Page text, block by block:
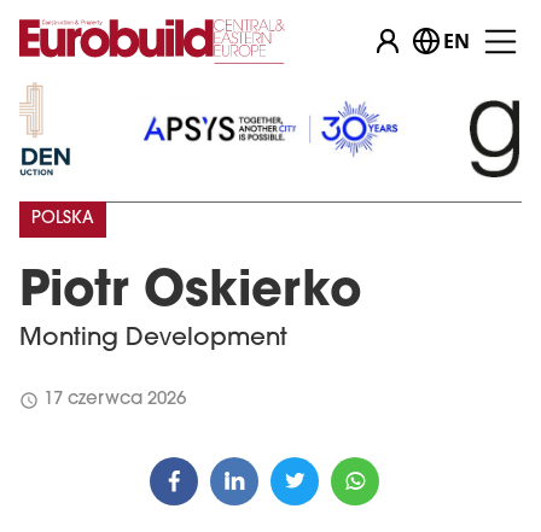
EN
Piotr Oskierko
Monting Development
POLSKA
schedule 17 czerwca 2026